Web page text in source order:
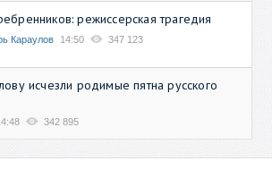
режиссерская трагедия
Караулов 14:50 347 123
исчезли родимые пятна русского
342 895